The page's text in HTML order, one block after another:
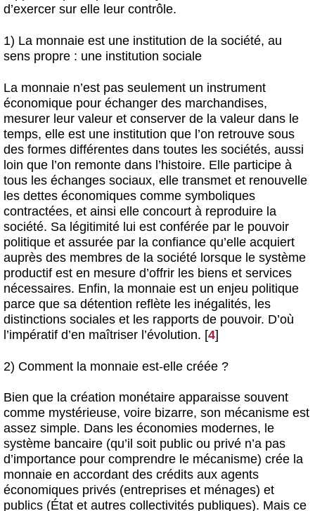
d’exercer sur elle leur contrôle.
1) La monnaie est une institution de la société, au
sens propre : une institution sociale
La monnaie n’est pas seulement un instrument
économique pour échanger des marchandises,
mesurer leur valeur et conserver de la valeur dans le
temps, elle est une institution que l’on retrouve sous
des formes différentes dans toutes les sociétés, aussi
loin que l’on remonte dans l’histoire. Elle participe à
tous les échanges sociaux, elle transmet et renouvelle
les dettes économiques comme symboliques
contractées, et ainsi elle concourt à reproduire la
société. Sa légitimité lui est conférée par le pouvoir
politique et assurée par la confiance qu’elle acquiert
auprès des membres de la société lorsque le système
productif est en mesure d’offrir les biens et services
nécessaires. Enfin, la monnaie est un enjeu politique
parce que sa détention reflète les inégalités, les
distinctions sociales et les rapports de pouvoir. D’où
l’impératif d’en maîtriser l’évolution. [4]
2) Comment la monnaie est-elle créée ?
Bien que la création monétaire apparaisse souvent
comme mystérieuse, voire bizarre, son mécanisme est
assez simple. Dans les économies modernes, le
système bancaire (qu’il soit public ou privé n’a pas
d’importance pour comprendre le mécanisme) crée la
monnaie en accordant des crédits aux agents
économiques privés (entreprises et ménages) et
publics (État et autres collectivités publiques). Mais ce